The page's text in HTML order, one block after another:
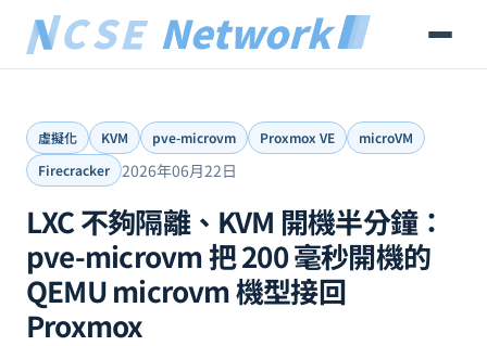
虛擬化 KVM pve-microvm Proxmox VE
microVM
Firecracker
2026年06月22日
LXC 不夠隔離、KVM 開機半分鐘：
pve-microvm 把 200 毫秒開機的
QEMU microvm 機型接回
Proxmox